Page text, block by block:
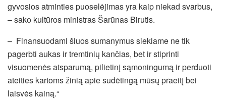
gyvosios atminties puoselėjimas yra kaip niekad svarbus,
– sako kultūros ministras Šarūnas Birutis.
– Finansuodami šiuos sumanymus siekiame ne tik
pagerbti aukas ir tremtinių kančias, bet ir stiprinti
visuomenės atsparumą, pilietinį sąmoningumą ir perduoti
ateities kartoms žinią apie sudėtingą mūsų praeitį bei
laisvės kainą.“